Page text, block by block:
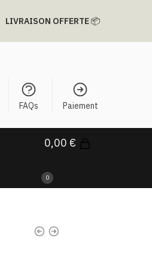
LIVRAISON OFFERTE📦
FAQs Paiement
0,00 €
0